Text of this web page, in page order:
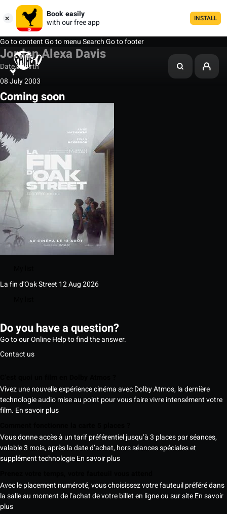
Book easily
with our free app
INSTALL
Go to contentGo to menuSearchGo to footer
Jordan Alexa Davis
Date of birth
08 July 2003
Coming soon
La fin d'Oak Street 12 Aug 2026
Do you have a question?
Go to our Online Help to find the answer.
Contact us
Vivez une nouvelle expérience cinéma avec Dolby Atmos, la dernière
technologie audio mise au point pour vous faire vivre intensément votre
film. En savoir plus
Vous donne accès à un tarif préférentiel jusqu’à 3 places par séances,
valable 3 mois, après la date d’achat, hors séances spéciales et
supplément technologieEn savoir plus
Avec le placement numéroté, vous choisissez votre fauteuil préféré dans
la salle au moment de l’achat de votre billet en ligne ou sur siteEn savoir
plus